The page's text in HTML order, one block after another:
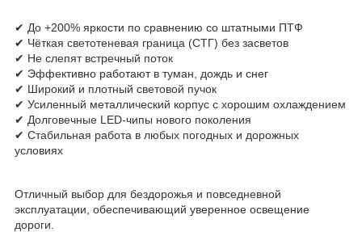
✔ До +200% яркости по сравнению со штатными ПТФ
✔ Чёткая светотеневая граница (СТГ) без засветов
✔ Не слепят встречный поток
✔ Эффективно работают в туман, дождь и снег
✔ Широкий и плотный световой пучок
✔ Усиленный металлический корпус с хорошим охлаждением
✔ Долговечные LED-чипы нового поколения
✔ Стабильная работа в любых погодных и дорожных
условиях
Отличный выбор для бездорожья и повседневной
эксплуатации, обеспечивающий уверенное освещение
дороги.